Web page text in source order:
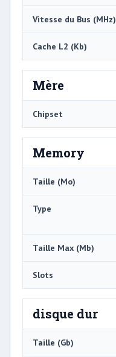
Vitesse du Bus (MHz)
Cache L2 (Kb)
Mère
Chipset
Memory
Taille (Mo)
Type
Taille Max (Mb)
Slots
disque dur
Taille (Gb)